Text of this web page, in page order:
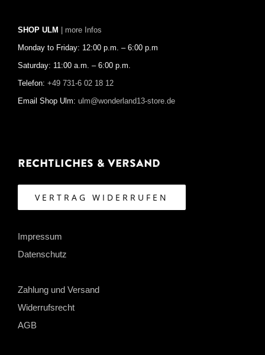
SHOP ULM | more Infos
Monday to Friday: 12:00 p.m. – 6:00 p.m
Saturday: 11:00 a.m. – 6:00 p.m.
Telefon: +49 731-6 02 18 12
Email Shop Ulm: ulm@wonderland13-store.de
Rechtliches & Versand
VERTRAG WIDERRUFEN
Impressum
Datenschutz
Zahlung und Versand
Widerrufsrecht
AGB